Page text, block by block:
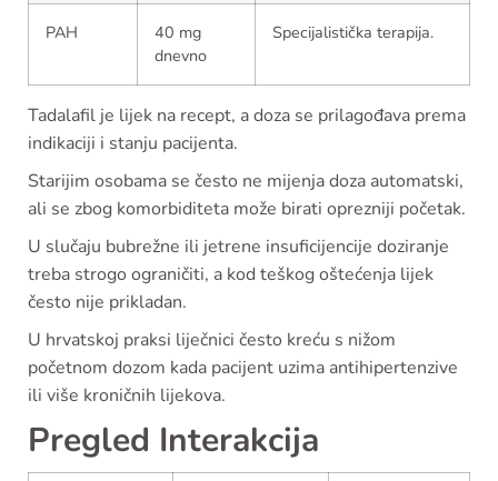
PAH
40 mg
dnevno
Specijalistička terapija.
Tadalafil je lijek na recept, a doza se prilagođava prema
indikaciji i stanju pacijenta.
Starijim osobama se često ne mijenja doza automatski,
ali se zbog komorbiditeta može birati oprezniji početak.
U slučaju bubrežne ili jetrene insuficijencije doziranje
treba strogo ograničiti, a kod teškog oštećenja lijek
često nije prikladan.
U hrvatskoj praksi liječnici često kreću s nižom
početnom dozom kada pacijent uzima antihipertenzive
ili više kroničnih lijekova.
Pregled Interakcija